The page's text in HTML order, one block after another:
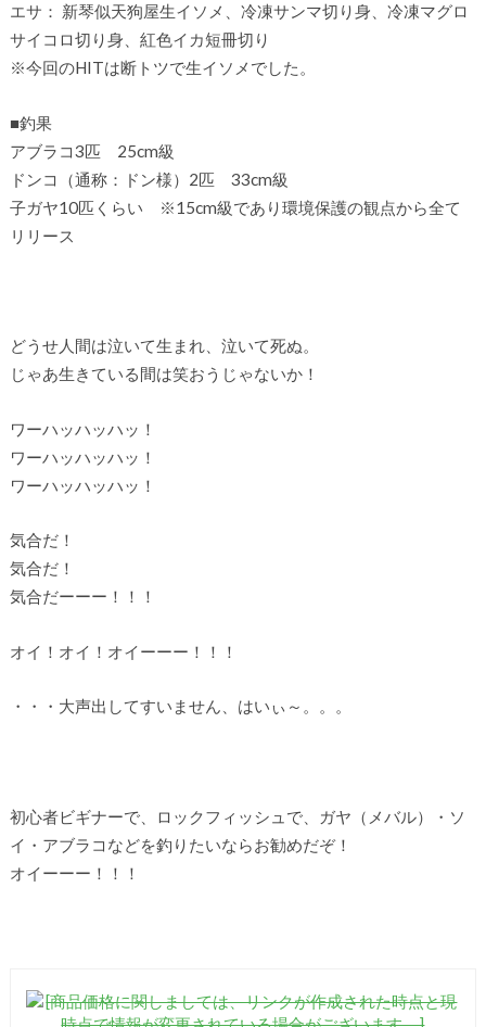
エサ： 新琴似天狗屋生イソメ、冷凍サンマ切り身、冷凍マグロ
サイコロ切り身、紅色イカ短冊切り
※今回のHITは断トツで生イソメでした。
■釣果
アブラコ3匹 25cm級
ドンコ（通称：ドン様）2匹 33cm級
子ガヤ10匹くらい ※15cm級であり環境保護の観点から全て
リリース
どうせ人間は泣いて生まれ、泣いて死ぬ。
じゃあ生きている間は笑おうじゃないか！
ワーハッハッハッ！
ワーハッハッハッ！
ワーハッハッハッ！
気合だ！
気合だ！
気合だーーー！！！
オイ！オイ！オイーーー！！！
・・・大声出してすいません、はいぃ～。。。
初心者ビギナーで、ロックフィッシュで、ガヤ（メバル）・ソ
イ・アブラコなどを釣りたいならお勧めだぞ！
オイーーー！！！